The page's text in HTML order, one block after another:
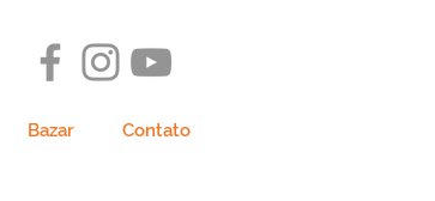
Bazar Contato